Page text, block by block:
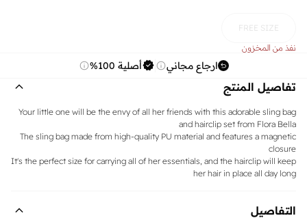
FREE SIZE
نفذ من المخزون
ارجاع مجاني أصلية 100%
تفاصيل المنتج
Your little one will be the envy of all her friends with this adorable sling bag
and hairclip set from Flora Bella
The sling bag made from high-quality PU material and features a magnetic
closure
It's the perfect size for carrying all of her essentials, and the hairclip will keep
her hair in place all day long
التفاصيل